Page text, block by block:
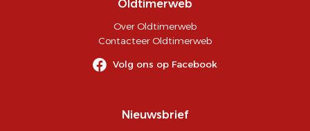
Oldtimerweb
Over Oldtimerweb
Contacteer Oldtimerweb
Volg ons op Facebook
Nieuwsbrief